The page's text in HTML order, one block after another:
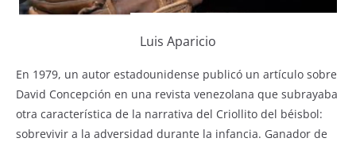
Luis Aparicio
En 1979, un autor estadounidense publicó un artículo sobre
David Concepción en una revista venezolana que subrayaba
otra característica de la narrativa del Criollito del béisbol:
sobrevivir a la adversidad durante la infancia. Ganador de